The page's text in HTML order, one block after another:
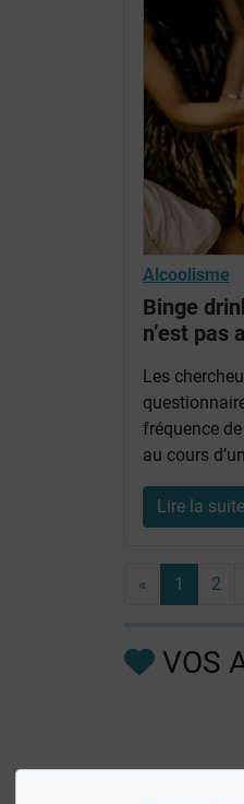
Alcoolisme
Binge
n’est pas
Les
fréquence
au cours
Lire la suite
« 1 2
VOS